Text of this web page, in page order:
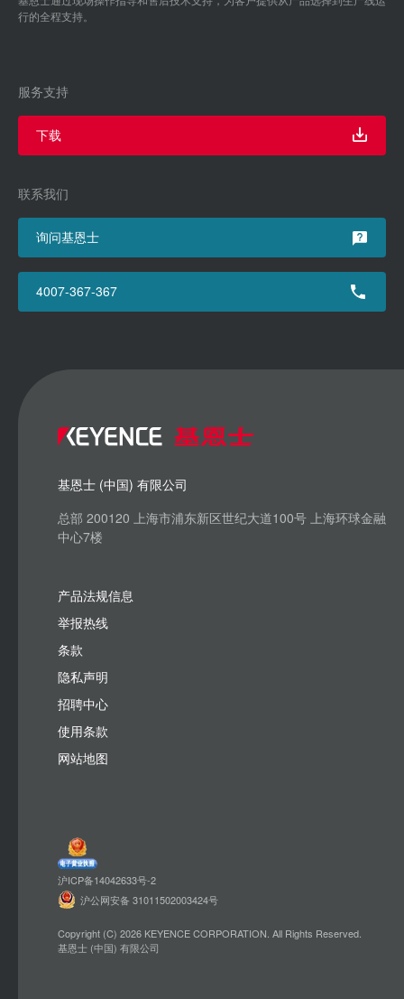
行的全程支持。
服务支持
下载
联系我们
询问基恩士
4007-367-367
基恩士 (中国) 有限公司
总部 200120 上海市浦东新区世纪大道100号 上海环球金融
中心7楼
产品法规信息
举报热线
条款
隐私声明
招聘中心
使用条款
网站地图
沪ICP备14042633号-2
沪公网安备 31011502003424号
Copyright (C) 2026 KEYENCE CORPORATION. All Rights Reserved.
基恩士 (中国) 有限公司